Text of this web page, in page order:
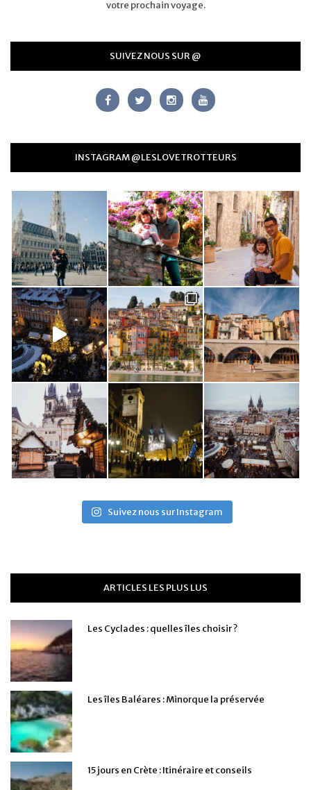
votre prochain voyage.
SUIVEZ NOUS SUR @
INSTAGRAM @LESLOVETROTTEURS
Suivez nous sur Instagram
ARTICLES LES PLUS LUS
Les Cyclades : quelles îles choisir ?
Les îles Baléares : Minorque la préservée
15 jours en Crète : Itinéraire et conseils